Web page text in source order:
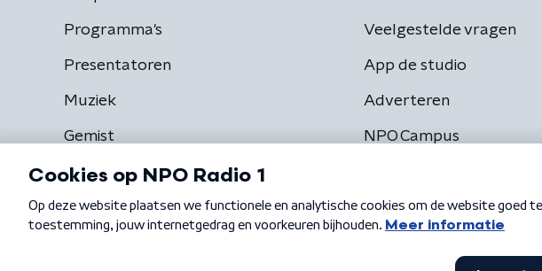
Programma's
Presentatoren
Muziek
Gemist
Veelgestelde vragen
App de studio
Adverteren
NPO Campus
Algemene voorwaarden Privacybeleid